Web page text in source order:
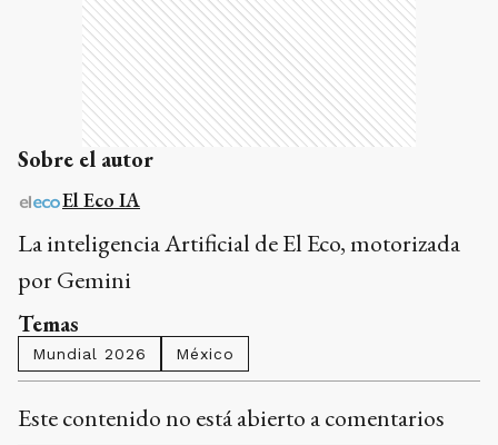
Sobre el autor
El Eco IA
La inteligencia Artificial de El Eco, motorizada
por Gemini
Temas
Mundial 2026 México
Este contenido no está abierto a comentarios